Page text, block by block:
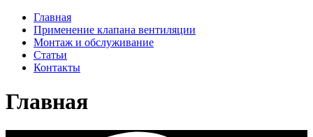
Главная
Применение клапана вентиляции
Монтаж и обслуживание
Статьи
Контакты
Главная